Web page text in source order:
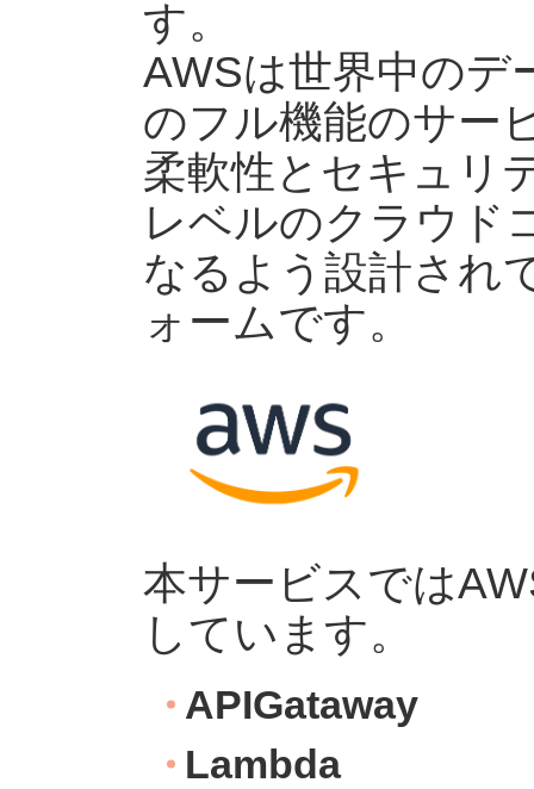
す。
AWSは世界中のデ
のフル機能のサー
柔軟性とセキュリ
レベルのクラウド
なるよう設計され
ォームです。
本サービスでは
しています。
APIGataway
Lambda